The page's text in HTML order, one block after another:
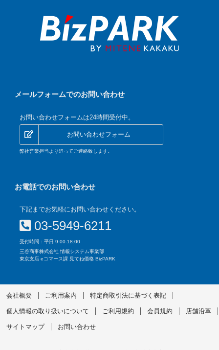
メールフォームでのお問い合わせ
お問い合わせフォームは24時間受付中。
お問い合わせフォーム
弊社営業担当より追ってご連絡致します。
お電話でのお問い合わせ
下記までお気軽にお問い合わせください。
03-5949-6211
受付時間：平日 9:00-18:00
三谷商事株式会社 情報システム事業部
東京支店 eコマース課 見てね価格 BizPARK
会社概要 ご利用案内 特定商取引法に基づく表記
個人情報の取り扱いについて ご利用規約 会員規約 店舗沿革
サイトマップ お問い合わせ